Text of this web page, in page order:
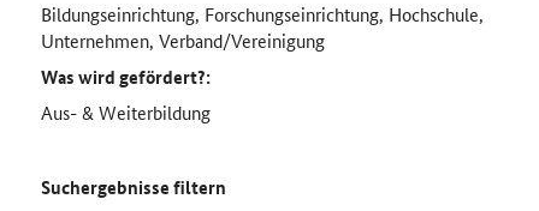
Bildungseinrichtung, Forschungseinrichtung, Hochschule,
Unternehmen, Verband/Vereinigung
Was wird gefördert?:
Aus- & Weiterbildung
Suchergebnisse filtern